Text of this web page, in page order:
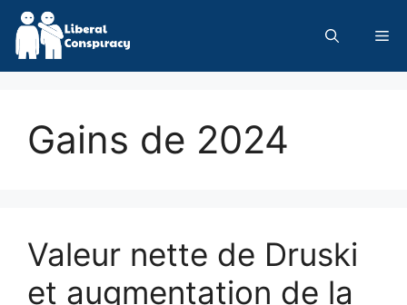
Skip
content
Gains de 2024
Valeur nette de Druski
et augmentation de la